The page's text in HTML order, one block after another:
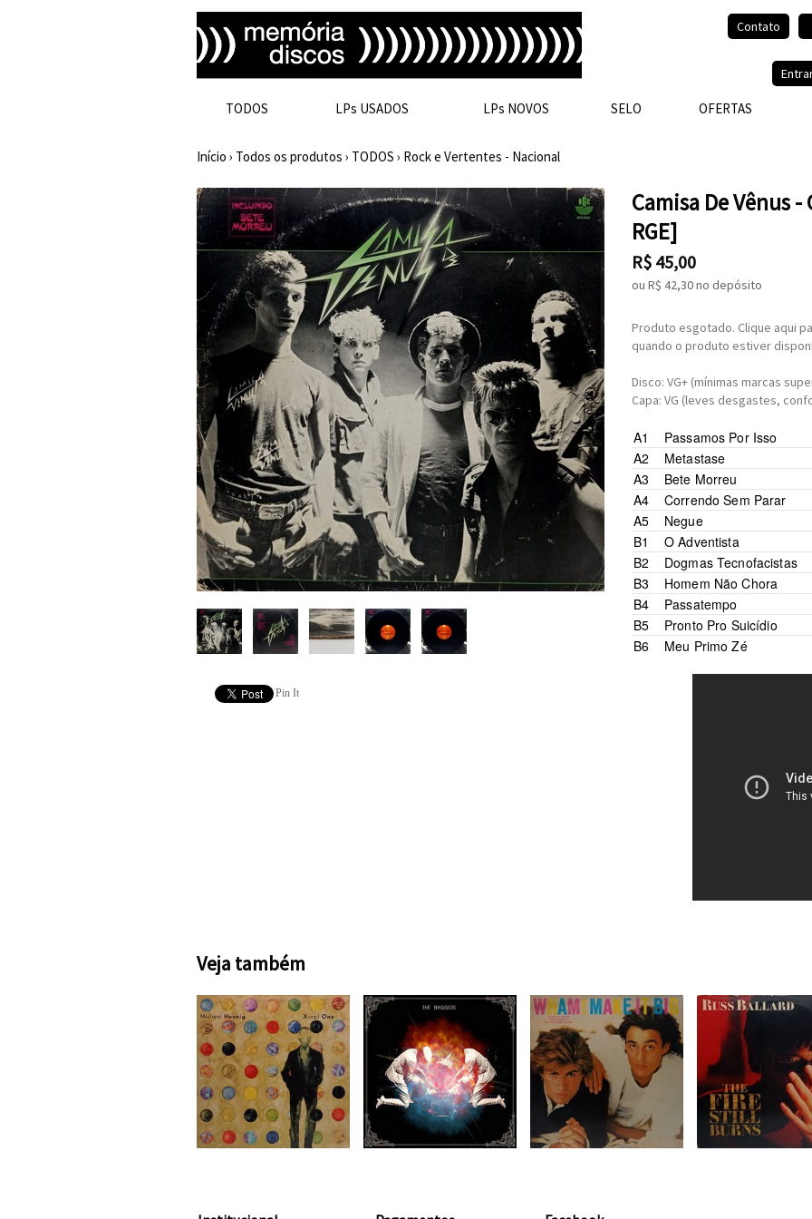
Contato
TODOS LPs USADOS LPs NOVOS SELO OFERTAS
Início › Todos os produtos › TODOS › Rock e Vertentes - Nacional
Pin It
Camisa De Vênus -
RGE]
R$ 45,00
ou R$ 42,30no depósito
Produto esgotado. Clique aqui
quando o produto estiver
Disco: VG+ (mínimas marcas
Capa: VG (leves desgastes,
A1 Passamos Por Isso
Written-By –Gustavo Mullen
A2 Metastase
Written-By –
A3 Bete Morreu
Written-By –
A4 Correndo Sem Parar
Written-By –Karl Hummel
A5 Negue
Written-By –
B1 O Adventista
Written-By –
B2 Dogmas Tecnofacistas
Written-By –Karl Hummel
B3 Homem Não Chora
Written-By – Karl Hummel
B4 Passatempo
Written-By –
B5 Pronto Pro Suicídio
Written-By –Gustavo Mullen
B6 Meu Primo Zé
Veja também